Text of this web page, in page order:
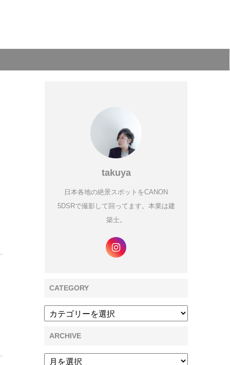
takuya
日本各地の絶景スポットをCANON
5DSRで撮影して回ってます。本業は建
築士。
CATEGORY
ARCHIVE